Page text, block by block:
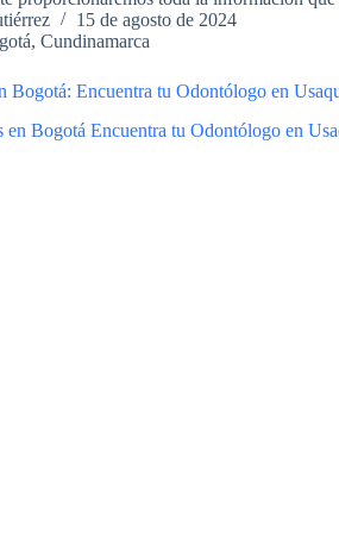
15 de agosto de 2024
Cundinamarca
Bogotá: Encuentra tu Odontólogo en